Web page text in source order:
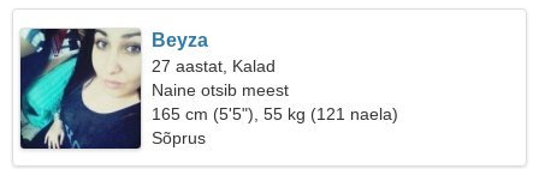
Beyza
27 aastat, Kalad
Naine otsib meest
165 cm (5'5"), 55 kg (121 naela)
Sõprus